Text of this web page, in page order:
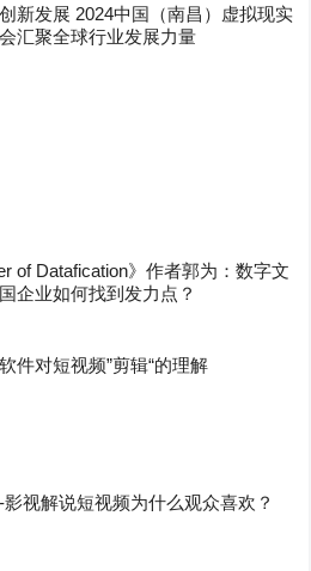
新发展 2024中国（南昌）虚拟现实
汇聚全球行业发展力量
of Datafication》作者郭为：数字文
企业如何找到发力点？
件对短视频”剪辑“的理解
视解说短视频为什么观众喜欢？